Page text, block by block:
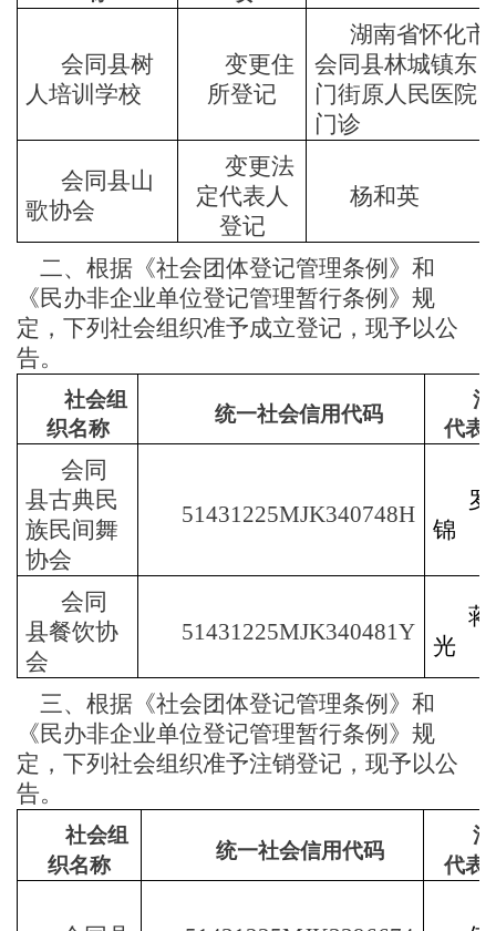
会同县树
人培训学校
变更住
所登记
湖南省怀化市
会同县林城镇东
门街原人民医院
门诊
会同县山
歌协会
变更法
定代表人
登记
杨和英
二、根据《社会团体登记管理条例》和
《民办非企业单位登记管理暂行条例》规
定， 下列社会组织准予成立登记，现予以公
告。
社会组
织名称
统一社会信用代码
代表
会同
县古典民
族民间舞
协会
51431225MJK340748H
锦
会同
县餐饮协
会
51431225MJK340481Y
光
三、根据《社会团体登记管理条例》和
《民办非企业单位登记管理暂行条例》规
定， 下列社会组织准予注销登记，现予以公
告。
社会组
织名称
统一社会信用代码
代表